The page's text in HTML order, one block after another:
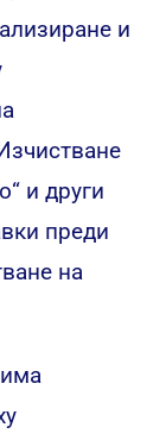
и
и други
преди
на